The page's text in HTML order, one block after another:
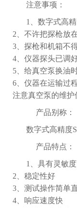
注意事项：
1、数字式高
2、不许把探枪放
3、探枪和机箱不
4、仪器探头已调
5、给真空泵换油
6、仪器在运输过
注意真空泵的维
产品别称：
数字式高精度
产品特点：
1、具有灵敏
2、稳定性好
3、测试操作简单
4、响应速度快